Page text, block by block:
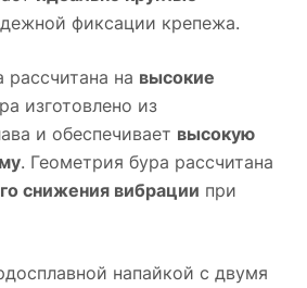
фиксации крепежа.
рассчитана на высокие
изготовлено из
и обеспечивает высокую
. Геометрия бура рассчитана
снижения вибрации при
напайкой с двумя